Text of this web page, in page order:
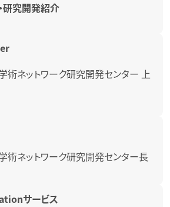
研究開発紹介
ネットワーク研究開発センター 上
術ネットワーク研究開発センター長
サービス